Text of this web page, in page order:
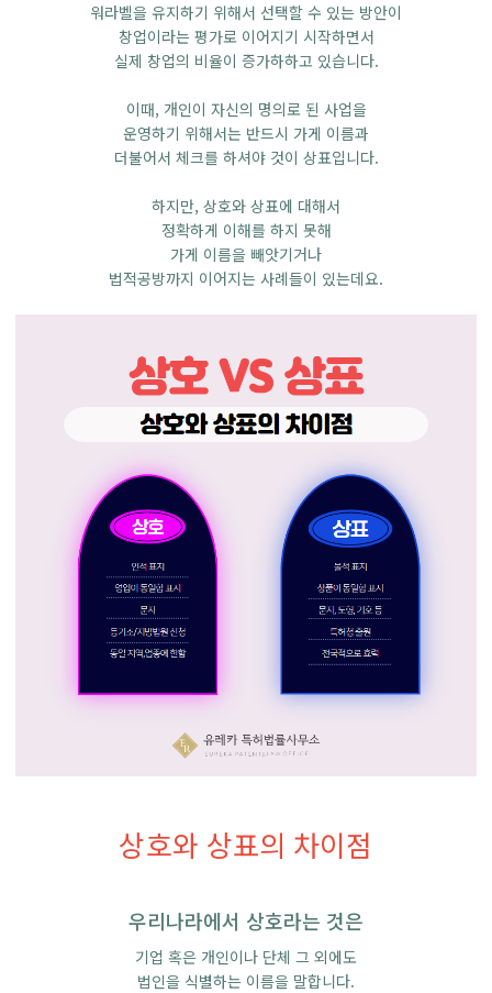
워라벨을 유지하기 위해서 선택할 수 있는 방안이
창업이라는 평가로 이어지기 시작하면서
실제 창업의 비율이 증가하하고 있습니다.
이때, 개인이 자신의 명의로 된 사업을
운영하기 위해서는 반드시 가게 이름과
더불어서 체크를 하셔야 것이 상표입니다.
하지만, 상호와 상표에 대해서
정확하게 이해를 하지 못해
가게 이름을 빼앗기거나
법적공방까지 이어지는 사례들이 있는데요.
상호와 상표의 차이점
우리나라에서 상호라는 것은
기업 혹은 개인이나 단체 그 외에도
법인을 식별하는 이름을 말합니다.